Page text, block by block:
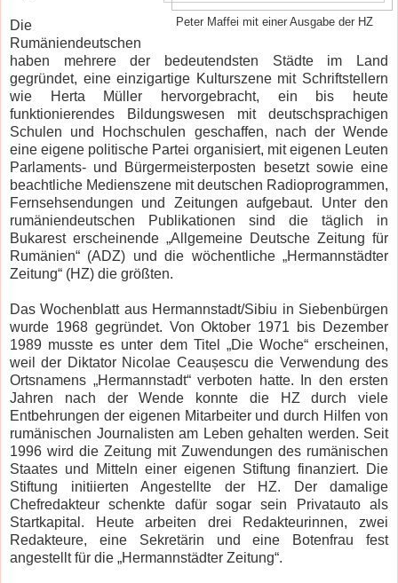
Peter Maffei mit einer Ausgabe der HZ
Die
Rumäniendeutschen
haben mehrere der bedeutendsten Städte im Land
gegründet, eine einzigartige Kulturszene mit Schriftstellern
wie Herta Müller hervorgebracht, ein bis heute
funktionierendes Bildungswesen mit deutschsprachigen
Schulen und Hochschulen geschaffen, nach der Wende
eine eigene politische Partei organisiert, mit eigenen Leuten
Parlaments- und Bürgermeisterposten besetzt sowie eine
beachtliche Medienszene mit deutschen Radioprogrammen,
Fernsehsendungen und Zeitungen aufgebaut. Unter den
rumäniendeutschen Publikationen sind die täglich in
Bukarest erscheinende „Allgemeine Deutsche Zeitung für
Rumänien“ (ADZ) und die wöchentliche „Hermannstädter
Zeitung“ (HZ) die größten.
Das Wochenblatt aus Hermannstadt/Sibiu in Siebenbürgen
wurde 1968 gegründet. Von Oktober 1971 bis Dezember
1989 musste es unter dem Titel „Die Woche“ erscheinen,
weil der Diktator Nicolae Ceaușescu die Verwendung des
Ortsnamens „Hermannstadt“ verboten hatte. In den ersten
Jahren nach der Wende konnte die HZ durch viele
Entbehrungen der eigenen Mitarbeiter und durch Hilfen von
rumänischen Journalisten am Leben gehalten werden. Seit
1996 wird die Zeitung mit Zuwendungen des rumänischen
Staates und Mitteln einer eigenen Stiftung finanziert. Die
Stiftung initiierten Angestellte der HZ. Der damalige
Chefredakteur schenkte dafür sogar sein Privatauto als
Startkapital. Heute arbeiten drei Redakteurinnen, zwei
Redakteure, eine Sekretärin und eine Botenfrau fest
angestellt für die „Hermannstädter Zeitung“.